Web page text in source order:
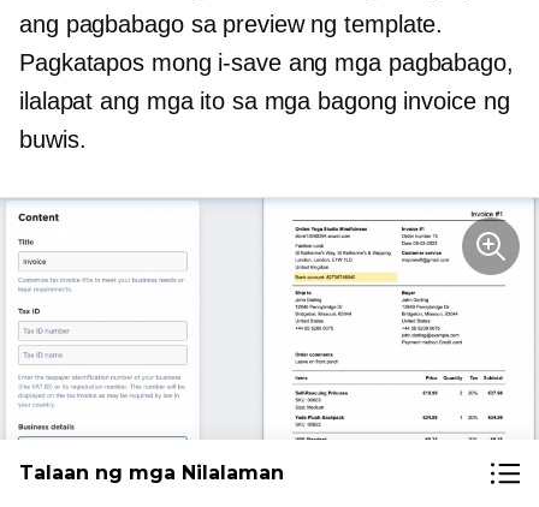
ang pagbabago sa preview ng template.
Pagkatapos mong i-save ang mga pagbabago,
ilalapat ang mga ito sa mga bagong invoice ng
buwis.
Talaan ng mga Nilalaman